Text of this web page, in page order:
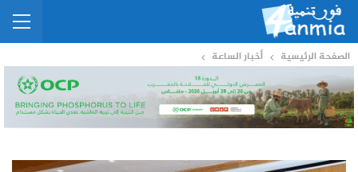
الصفحة الرئيسية أخبار الساعة